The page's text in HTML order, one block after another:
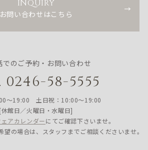
INQUIRY
お問い合わせはこちら
でのご予約・お問い合わせ
58-5555
〜19:00 土日祝：10:00〜19:00
[休館日／火曜日・水曜日]
ェアカレンダーにてご確認下さいませ。
の場合は、スタッフまでご相談くださいませ。